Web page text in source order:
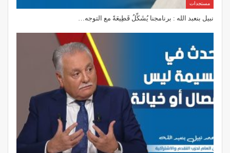
مستجدات
نبيل بنعبد الله : برنامجنا يُشَكِّلُ قَطِيعَةً مع التوجه…